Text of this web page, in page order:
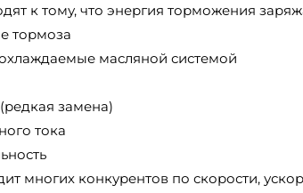
к тому, что энергия торможения
тормоза
масляной системой
замена)
тока
многих конкурентов по скорости,